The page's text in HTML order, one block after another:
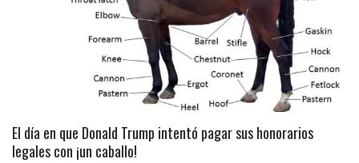
El día en que Donald Trump intentó pagar sus honorarios
legales con ¡un caballo!